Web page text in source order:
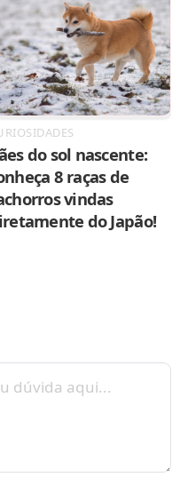
do sol nascente:
8 raças de
vindas
do Japão!